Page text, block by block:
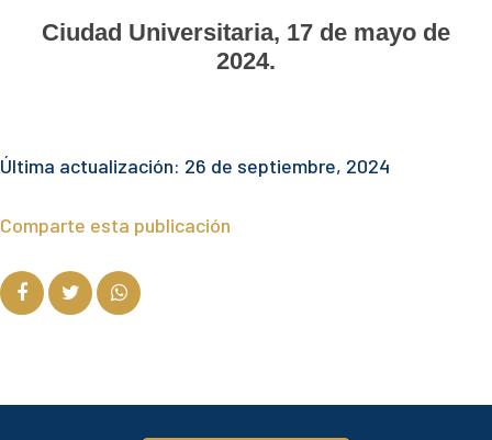
Ciudad Universitaria, 17 de mayo de
2024.
Última actualización: 26 de septiembre, 2024
Comparte esta publicación